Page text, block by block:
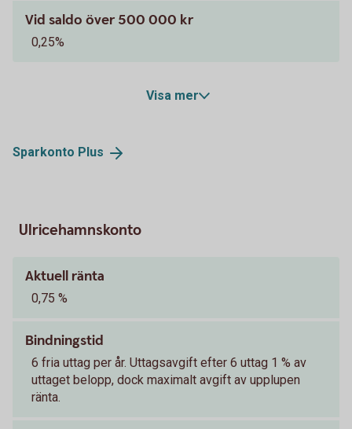
Vid saldo över 500 000 kr
0,25%
Visa mer
Sparkonto Plus
Ulricehamnskonto
Aktuell ränta
0,75 %
Bindningstid
6 fria uttag per år. Uttagsavgift efter 6 uttag 1 % av
uttaget belopp, dock maximalt avgift av upplupen
ränta.